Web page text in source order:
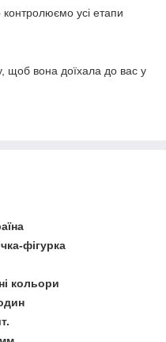
контролюємо усі етапи
щоб вона доїхала до вас у
фігурка
кольори